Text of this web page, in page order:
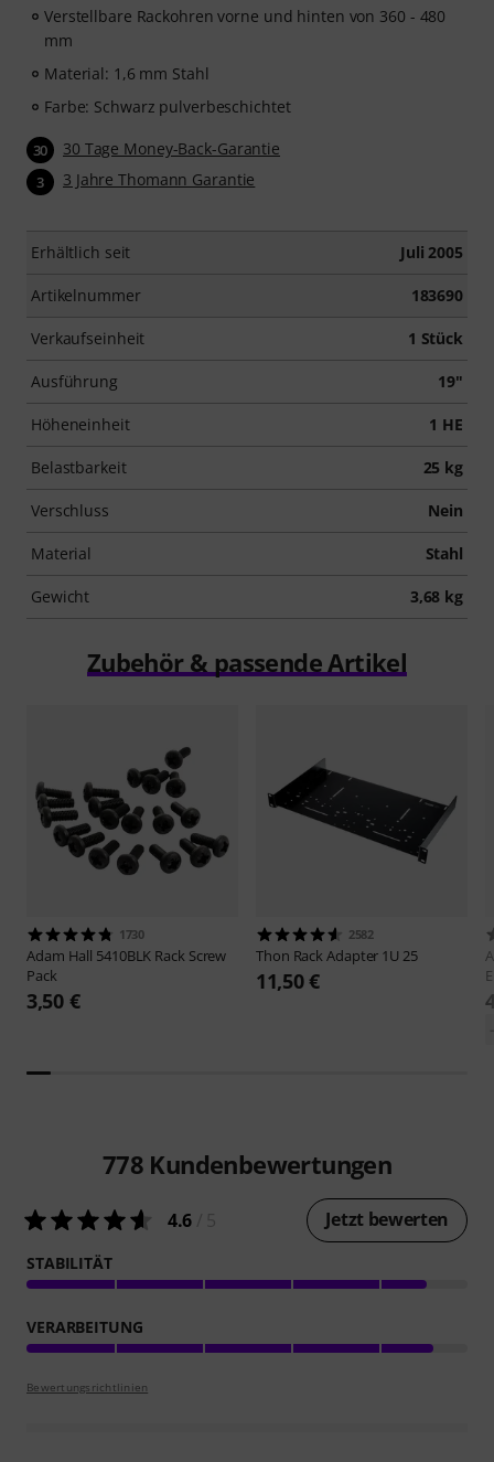
Verstellbare Rackohren vorne und hinten von 360 - 480
mm
Material: 1,6 mm Stahl
Farbe: Schwarz pulverbeschichtet
30 30 Tage Money-Back-Garantie
3 3 Jahre Thomann Garantie
Erhältlich seit Juli 2005
Artikelnummer 183690
Verkaufseinheit 1 Stück
Ausführung 19"
Höheneinheit 1 HE
Belastbarkeit 25 kg
Verschluss Nein
Material Stahl
Gewicht 3,68 kg
Zubehör & passende Artikel
1730
Adam Hall 5410BLK Rack Screw
Pack
3,50 €
2582
Thon Rack Adapter 1U 25
11,50 €
778 Kundenbewertungen
4.6 Jetzt bewerten
STABILITÄT
VERARBEITUNG
Bewertungsrichtlinien